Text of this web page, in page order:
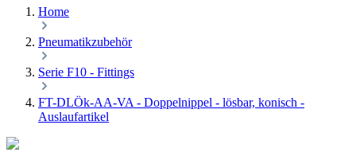
Home
Pneumatikzubehör
Serie F10 - Fittings
FT-DLÖk-AA-VA - Doppelnippel - lösbar, konisch -
Auslaufartikel